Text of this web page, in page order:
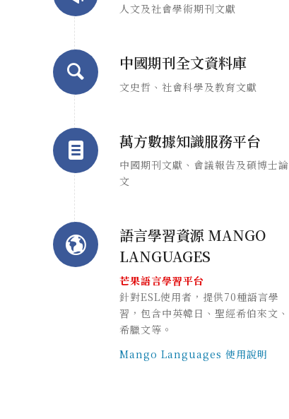
人文及社會學術期刊文獻
中國期刊全文資料庫
文史哲、社會科學及教育文獻
萬方數據知識服務平台
中國期刊文獻、會議報告及碩博士論
文
語言學習資源 MANGO
LANGUAGES
芒果語言學習平台
針對ESL使用者，提供70種語言學
習，包含中英韓日、聖經希伯來文、
希臘文等。
Mango Languages 使用說明